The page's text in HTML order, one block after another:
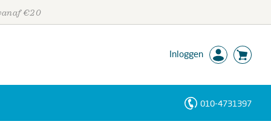
€20
Inloggen
010-4731397